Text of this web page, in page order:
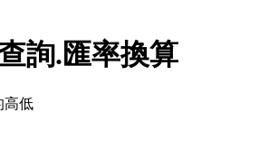
詢.匯率換算
高低